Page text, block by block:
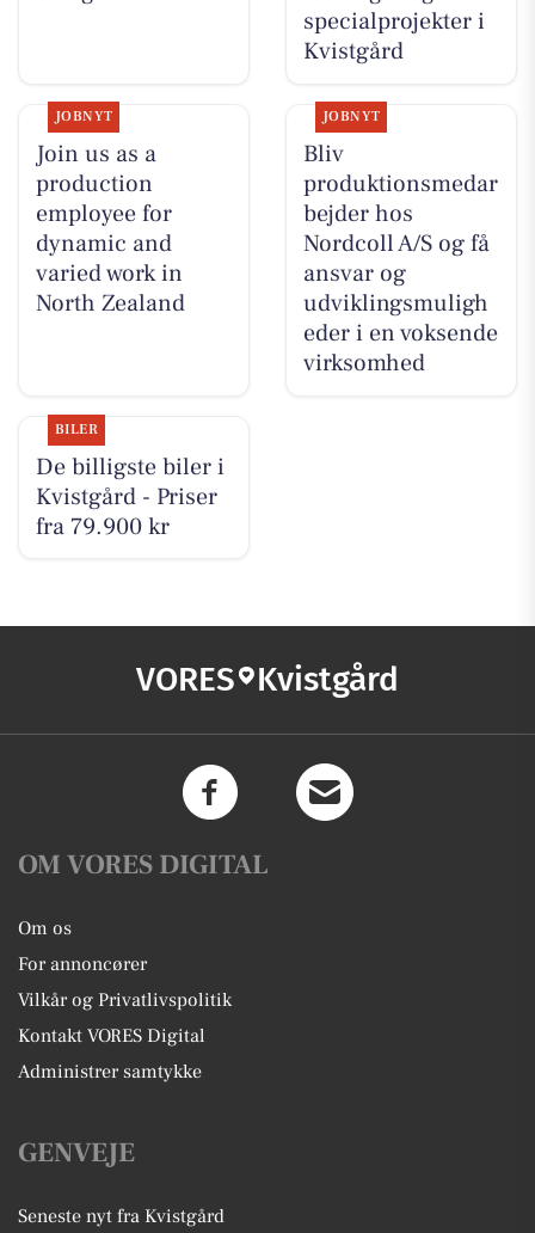
specialprojekter i
Kvistgård
JOBNYT
Join us as a
production
employee for
dynamic and
varied work in
North Zealand
JOBNYT
Bliv
produktionsmedar
bejder hos
Nordcoll A/S og få
ansvar og
udviklingsmuligh
eder i en voksende
virksomhed
BILER
De billigste biler i
Kvistgård - Priser
fra 79.900 kr
VORES Kvistgård
OM VORES DIGITAL
Om os
For annoncører
Vilkår og Privatlivspolitik
Kontakt VORES Digital
Administrer samtykke
GENVEJE
Seneste nyt fra Kvistgård